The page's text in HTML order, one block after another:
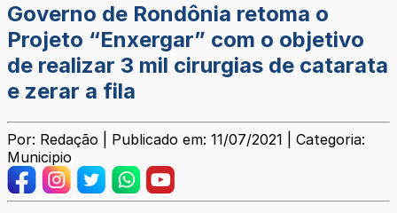
Governo de Rondônia retoma o
Projeto “Enxergar” com o objetivo
de realizar 3 mil cirurgias de catarata
e zerar a fila
Por: Redação | Publicado em: 11/07/2021 | Categoria:
Municipio